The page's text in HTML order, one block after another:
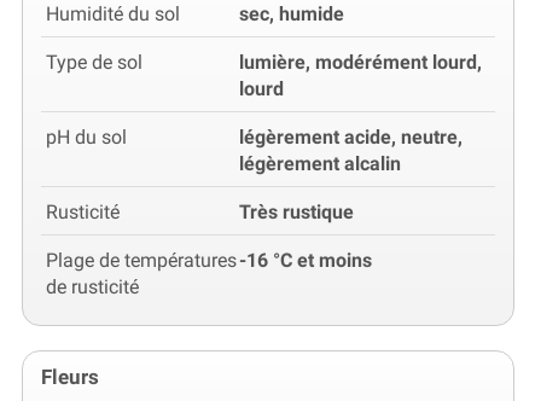
Humidité du sol sec, humide
Type de sol
lumière, modérément lourd,
lourd
pH du sol
légèrement acide, neutre,
légèrement alcalin
Rusticité Très rustique
Plage de températures
de rusticité
-16 °C et moins
Fleurs